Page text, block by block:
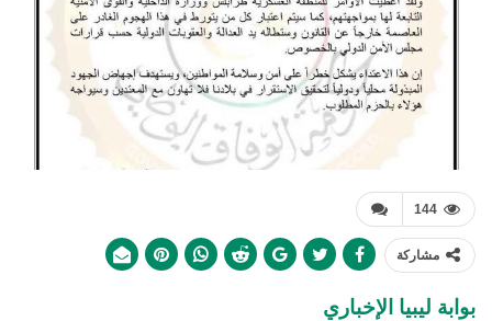
144
مشاركة
بوابة ليبيا الإخباري